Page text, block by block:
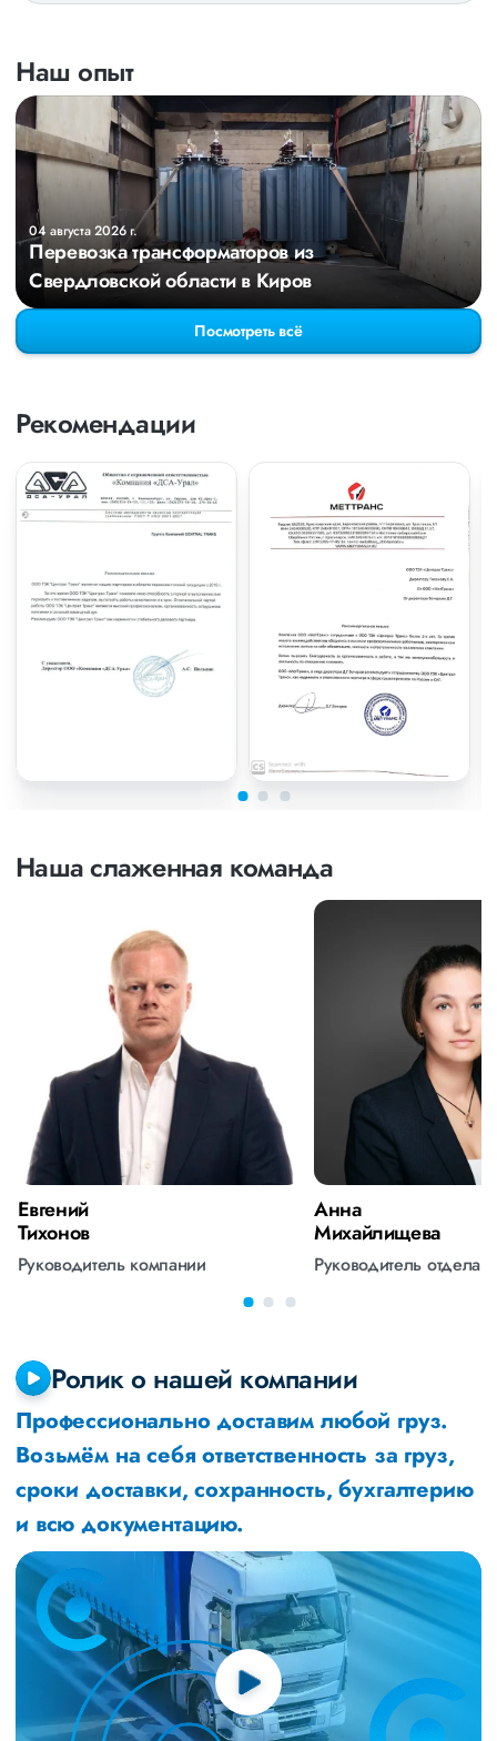
Наш опыт
04 августа 2026 г.
Перевозка трансформаторов из
Свердловской области в Киров
Посмотреть всё
Рекомендации
Наша слаженная команда
Евгений
Тихонов
Руководитель компании
Анна
Михайлищева
Руководитель отдела
Ролик о нашей компании
Профессионально доставим любой груз.
Возьмём на себя ответственность за груз,
сроки доставки, сохранность, бухгалтерию
и всю документацию.